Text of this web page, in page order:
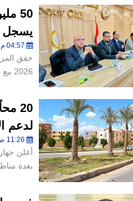
50
يسجل 216 ألف
2026 بيع جميع المحال والصيدليا
لدعم
بعدة